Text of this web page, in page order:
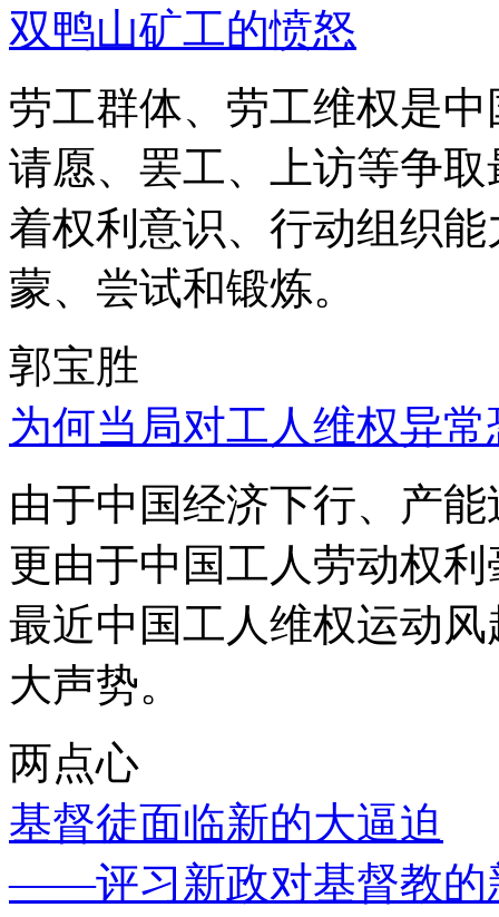
双鸭山矿工的愤怒
劳工群体、劳工维权是
请愿、罢工、上访等争
着权利意识、行动组织
蒙、尝试和锻炼。
郭宝胜
为何当局对工人维权异
由于中国经济下行、产
更由于中国工人劳动权
最近中国工人维权运动
大声势。
两点心
基督徒面临新的大逼迫
——评习新政对基督教的